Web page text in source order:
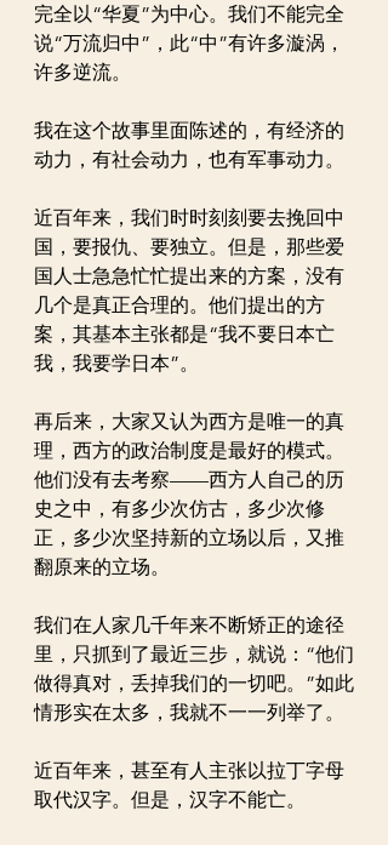
完全以“华夏”为中心。我们不能完全
说“万流归中”，此“中”有许多漩涡，
许多逆流。
我在这个故事里面陈述的，有经济的
动力，有社会动力，也有军事动力。
近百年来，我们时时刻刻要去挽回中
国，要报仇、要独立。但是，那些爱
国人士急急忙忙提出来的方案，没有
几个是真正合理的。他们提出的方
案，其基本主张都是“我不要日本亡
我，我要学日本”。
再后来，大家又认为西方是唯一的真
理，西方的政治制度是最好的模式。
他们没有去考察——西方人自己的历
史之中，有多少次仿古，多少次修
正，多少次坚持新的立场以后，又推
翻原来的立场。
我们在人家几千年来不断矫正的途径
里，只抓到了最近三步，就说：“他们
做得真对，丢掉我们的一切吧。”如此
情形实在太多，我就不一一列举了。
近百年来，甚至有人主张以拉丁字母
取代汉字。但是，汉字不能亡。